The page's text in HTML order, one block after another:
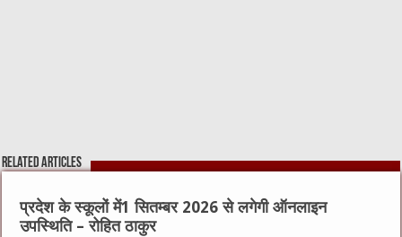
Related Articles
प्रदेश के स्कूलों में1 सितम्बर 2026 से लगेगी ऑनलाइन
उपस्थिति – रोहित ठाकुर